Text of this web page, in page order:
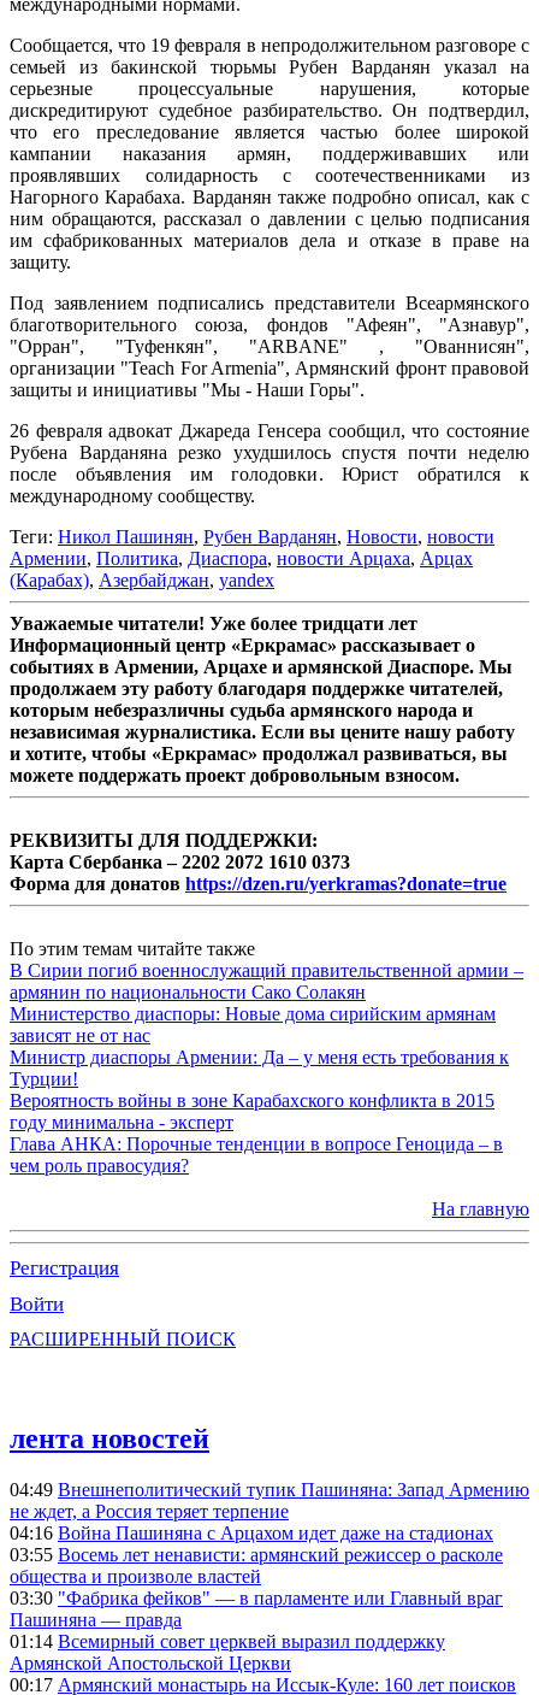
международными нормами.
Сообщается, что 19 февраля в непродолжительном разговоре с
семьей из бакинской тюрьмы Рубен Варданян указал на
серьезные процессуальные нарушения, которые
дискредитируют судебное разбирательство. Он подтвердил,
что его преследование является частью более широкой
кампании наказания армян, поддерживавших или
проявлявших солидарность с соотечественниками из
Нагорного Карабаха. Варданян также подробно описал, как с
ним обращаются, рассказал о давлении с целью подписания
им сфабрикованных материалов дела и отказе в праве на
защиту.
Под заявлением подписались представители Всеармянского
благотворительного союза, фондов "Афеян", "Азнавур",
"Орран", "Туфенкян", "ARBANE" , "Ованнисян",
организации "Teach For Armenia", Армянский фронт правовой
защиты и инициативы "Мы - Наши Горы".
26 февраля адвокат Джареда Генсера сообщил, что состояние
Рубена Варданяна резко ухудшилось спустя почти неделю
после объявления им голодовки. Юрист обратился к
международному сообществу.
Теги: Никол Пашинян, Рубен Варданян, Новости, новости
Армении, Политика, Диаспора, новости Арцаха, Арцах
(Карабах), Азербайджан, yandex
Уважаемые читатели! Уже более тридцати лет
Информационный центр «Еркрамас» рассказывает о
событиях в Армении, Арцахе и армянской Диаспоре. Мы
продолжаем эту работу благодаря поддержке читателей,
которым небезразличны судьба армянского народа и
независимая журналистика. Если вы цените нашу работу
и хотите, чтобы «Еркрамас» продолжал развиваться, вы
можете поддержать проект добровольным взносом.
РЕКВИЗИТЫ ДЛЯ ПОДДЕРЖКИ:
Карта Сбербанка – 2202 2072 1610 0373
Форма для донатов https://dzen.ru/yerkramas?donate=true
По этим темам читайте также
В Сирии погиб военнослужащий правительственной армии –
армянин по национальности Сако Солакян
Министерство диаспоры: Новые дома сирийским армянам
зависят не от нас
Министр диаспоры Армении: Да – у меня есть требования к
Турции!
Вероятность войны в зоне Карабахского конфликта в 2015
году минимальна - эксперт
Глава АНКА: Порочные тенденции в вопросе Геноцида – в
чем роль правосудия?
На главную
Регистрация
Войти
РАСШИРЕННЫЙ ПОИСК
лента новостей
04:49 Внешнеполитический тупик Пашиняна: Запад Армению
не ждет, а Россия теряет терпение
04:16 Война Пашиняна с Арцахом идет даже на стадионах
03:55 Восемь лет ненависти: армянский режиссер о расколе
общества и произволе властей
03:30 "Фабрика фейков" — в парламенте или Главный враг
Пашиняна — правда
01:14 Всемирный совет церквей выразил поддержку
Армянской Апостольской Церкви
00:17 Армянский монастырь на Иссык-Куле: 160 лет поисков